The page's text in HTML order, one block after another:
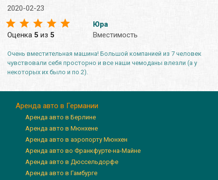
2020-02-23
Оценка 5 из 5
Юра
Вместимость
Очень вместительная машина! Большой компанией из 7 человек
чувствовали себя просторно и все наши чемоданы влезли (а у
некоторых их было и по 2).
Аренда авто в Германии
Аренда авто в Берлине
Аренда авто в Мюнхене
Аренда авто в аэропорту Мюнхен
Аренда авто во Франкфурте-на-Майне
Аренда авто в Дюссельдорфе
Аренда авто в Гамбурге